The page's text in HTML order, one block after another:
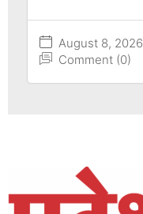
August 8, 2026
Comment (0)